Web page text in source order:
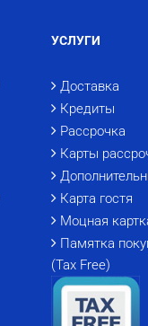
УСЛУГИ
Доставка
Кредиты
Рассрочка
Карты
Карта гостя
Моцная
Памятка
(Tax Free)